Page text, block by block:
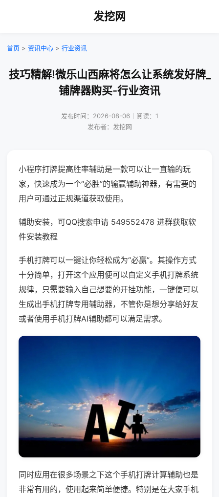
发挖网
首页 > 资讯中心 > 行业资讯
技巧精解!微乐山西麻将怎么让系统发好牌_
铺牌器购买-行业资讯
发布时间：2026-08-06｜阅读：1
发布者：发挖网
小程序打牌提高胜率辅助是一款可以让一直输的玩
家，快速成为一个“必胜”的输赢辅助神器，有需要的
用户可通过正规渠道获取使用。
辅助安装，可QQ搜索申请 549552478 进群获取软
件安装教程
手机打牌可以一键让你轻松成为“必赢”。其操作方式
十分简单，打开这个应用便可以自定义手机打牌系统
规律，只需要输入自己想要的开挂功能，一键便可以
生成出手机打牌专用辅助器，不管你是想分享给好友
或者使用手机打牌AI辅助都可以满足需求。
同时应用在很多场景之下这个手机打牌计算辅助也是
非常有用的，使用起来简单便捷。特别是在大家手机